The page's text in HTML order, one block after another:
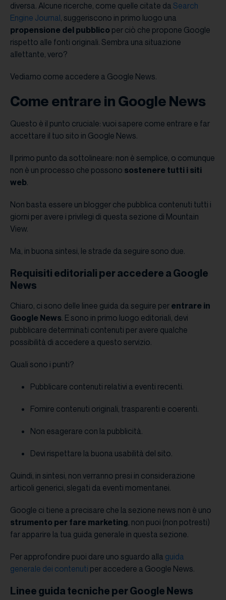
diversa. Alcune ricerche, come quelle citate da Search
Engine Journal, suggeriscono in primo luogo una
propensione del pubblico per ciò che propone Google
rispetto alle fonti originali. Sembra una situazione
allettante, vero?
Vediamo come accedere a Google News.
Come entrare in Google News
Questo è il punto cruciale: vuoi sapere come entrare e far
accettare il tuo sito in Google News.
Il primo punto da sottolineare: non è semplice, o comunque
non è un processo che possono sostenere tutti i siti
web.
Non basta essere un blogger che pubblica contenuti tutti i
giorni per avere i privilegi di questa sezione di Mountain
View.
Ma, in buona sintesi, le strade da seguire sono due.
Requisiti editoriali per accedere a Google
News
Chiaro, ci sono delle linee guida da seguire per entrare in
Google News. E sono in primo luogo editoriali, devi
pubblicare determinati contenuti per avere qualche
possibilità di accedere a questo servizio.
Quali sono i punti?
Pubblicare contenuti relativi a eventi recenti.
Fornire contenuti originali, trasparenti e coerenti.
Non esagerare con la pubblicità.
Devi rispettare la buona usabilità del sito.
Quindi, in sintesi, non verranno presi in considerazione
articoli generici, slegati da eventi momentanei.
Google ci tiene a precisare che la sezione news non è uno
strumento per fare marketing, non puoi (non potresti)
far apparire la tua guida generale in questa sezione.
Per approfondire puoi dare uno sguardo alla guida
generale dei contenuti per accedere a Google News.
Linee guida tecniche per Google News